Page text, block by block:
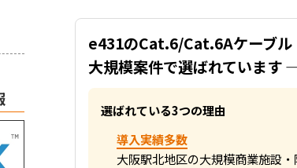
e431のCat.6/Cat.6Aケーブル
大規模案件で選ばれています
選ばれている3つの理由
導入実績多数
大阪駅北地区の大規模商業施設